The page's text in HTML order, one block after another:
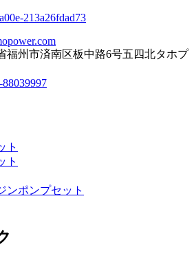
福州市済南区板中路6号五四北タホプ
ト
ト
ンポンプセット